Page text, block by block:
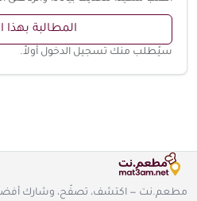
المطالبة
سيُطلب منك تسجيل الدخول أولاً.
مطعم.نت — اكتشف، تصفّح، وشارك